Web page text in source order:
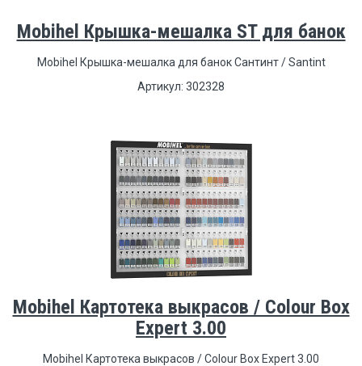
Mobihel Крышка-мешалка ST для банок
Mobihel Крышка-мешалка для банок Сантинт / Santint
Артикул: 302328
Mobihel Картотека выкрасов / Colour Box
Expert 3.00
Mobihel Картотека выкрасов / Colour Box Expert 3.00